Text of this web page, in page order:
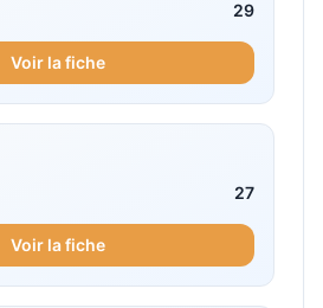
29
Voir la fiche
27
Voir la fiche